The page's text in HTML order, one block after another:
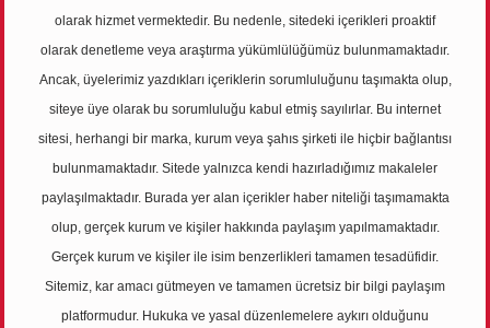
olarak hizmet vermektedir. Bu nedenle, sitedeki içerikleri proaktif
olarak denetleme veya araştırma yükümlülüğümüz bulunmamaktadır.
Ancak, üyelerimiz yazdıkları içeriklerin sorumluluğunu taşımakta olup,
siteye üye olarak bu sorumluluğu kabul etmiş sayılırlar. Bu internet
sitesi, herhangi bir marka, kurum veya şahıs şirketi ile hiçbir bağlantısı
bulunmamaktadır. Sitede yalnızca kendi hazırladığımız makaleler
paylaşılmaktadır. Burada yer alan içerikler haber niteliği taşımamakta
olup, gerçek kurum ve kişiler hakkında paylaşım yapılmamaktadır.
Gerçek kurum ve kişiler ile isim benzerlikleri tamamen tesadüfidir.
Sitemiz, kar amacı gütmeyen ve tamamen ücretsiz bir bilgi paylaşım
platformudur. Hukuka ve yasal düzenlemelere aykırı olduğunu